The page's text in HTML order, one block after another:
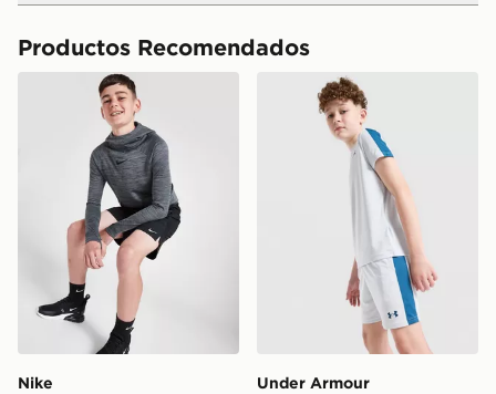
Productos Recomendados
Nike Pantalón Corto Challenger júnior
Nike
Under Armour Pantalón
Under Armour